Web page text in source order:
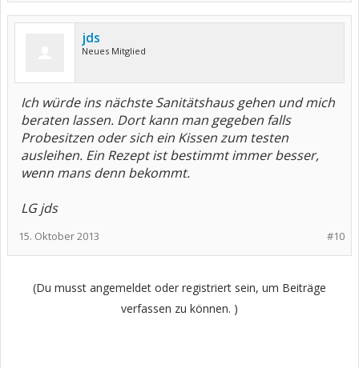
jds
Neues Mitglied
Ich würde ins nächste Sanitätshaus gehen und mich
beraten lassen. Dort kann man gegeben falls
Probesitzen oder sich ein Kissen zum testen
ausleihen. Ein Rezept ist bestimmt immer besser,
wenn mans denn bekommt.
LG jds
#10
15. Oktober 2013
(Du musst angemeldet oder registriert sein, um Beiträge
verfassen zu können. )